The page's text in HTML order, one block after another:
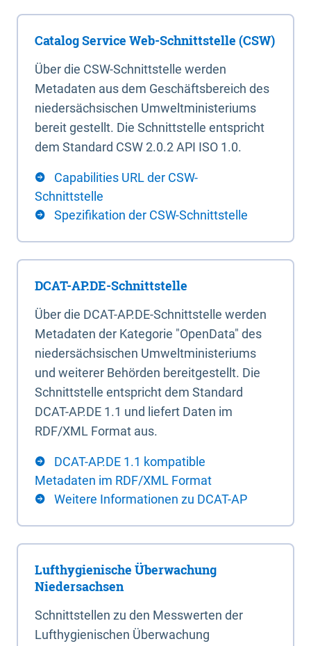
Catalog Service Web-Schnittstelle (CSW)
Über die CSW-Schnittstelle werden
Metadaten aus dem Geschäftsbereich des
niedersächsischen Umweltministeriums
bereit gestellt. Die Schnittstelle entspricht
dem Standard CSW 2.0.2 API ISO 1.0.
Capabilities URL der CSW-
Schnittstelle
Spezifikation der CSW-Schnittstelle
DCAT-AP.DE-Schnittstelle
Über die DCAT-AP.DE-Schnittstelle werden
Metadaten der Kategorie "OpenData" des
niedersächsischen Umweltministeriums
und weiterer Behörden bereitgestellt. Die
Schnittstelle entspricht dem Standard
DCAT-AP.DE 1.1 und liefert Daten im
RDF/XML Format aus.
DCAT-AP.DE 1.1 kompatible
Metadaten im RDF/XML Format
Weitere Informationen zu DCAT-AP
Lufthygienische Überwachung
Niedersachsen
Schnittstellen zu den Messwerten der
Lufthygienischen Überwachung